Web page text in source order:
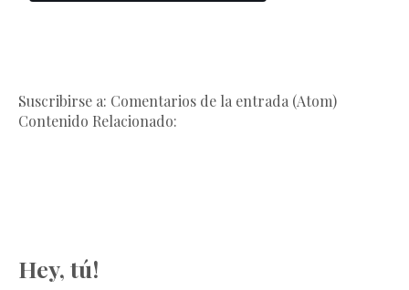
Suscribirse a: Comentarios de la entrada (Atom)
Contenido Relacionado:
Hey, tú!